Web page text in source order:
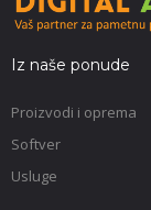
Iz naše ponude
Proizvodi i oprema
Softver
Usluge